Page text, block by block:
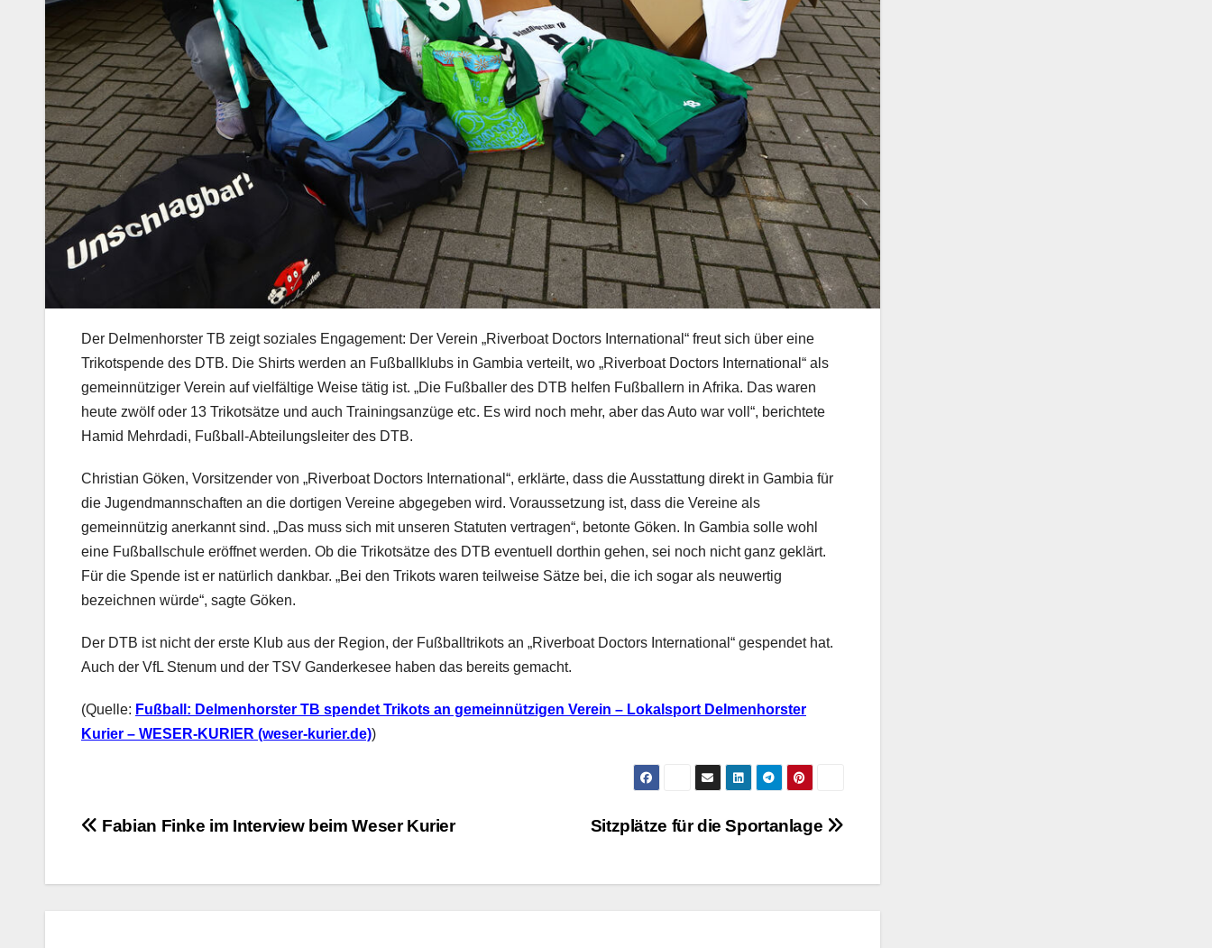
Der Delmenhorster TB zeigt soziales Engagement: Der Verein „Riverboat Doctors International“ freut sich über eine
Trikotspende des DTB. Die Shirts werden an Fußballklubs in Gambia verteilt, wo „Riverboat Doctors International“ als
gemeinnütziger Verein auf vielfältige Weise tätig ist. „Die Fußballer des DTB helfen Fußballern in Afrika. Das waren
heute zwölf oder 13 Trikotsätze und auch Trainingsanzüge etc. Es wird noch mehr, aber das Auto war voll“, berichtete
Hamid Mehrdadi, Fußball-Abteilungsleiter des DTB.
Christian Göken, Vorsitzender von „Riverboat Doctors International“, erklärte, dass die Ausstattung direkt in Gambia für
die Jugendmannschaften an die dortigen Vereine abgegeben wird. Voraussetzung ist, dass die Vereine als
gemeinnützig anerkannt sind. „Das muss sich mit unseren Statuten vertragen“, betonte Göken. In Gambia solle wohl
eine Fußballschule eröffnet werden. Ob die Trikotsätze des DTB eventuell dorthin gehen, sei noch nicht ganz geklärt.
Für die Spende ist er natürlich dankbar. „Bei den Trikots waren teilweise Sätze bei, die ich sogar als neuwertig
bezeichnen würde“, sagte Göken.
Der DTB ist nicht der erste Klub aus der Region, der Fußballtrikots an „Riverboat Doctors International“ gespendet hat.
Auch der VfL Stenum und der TSV Ganderkesee haben das bereits gemacht.
(Quelle: Fußball: Delmenhorster TB spendet Trikots an gemeinnützigen Verein – Lokalsport Delmenhorster
Kurier – WESER-KURIER (weser-kurier.de))
Beitragsnavigation Sitzplätze für die Sportanlage
Fabian Finke im Interview beim Weser Kurier